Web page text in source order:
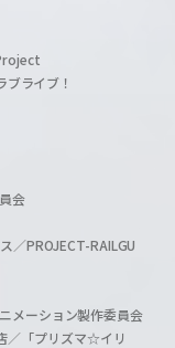
ライブ！
会
／PROJECT-RAILGU
メーション製作委員会
／「プリズマ☆イリ